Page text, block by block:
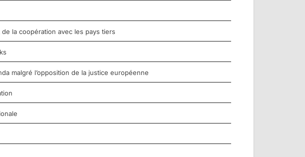
la coopération avec les pays tiers
malgré l’opposition de la justice européenne